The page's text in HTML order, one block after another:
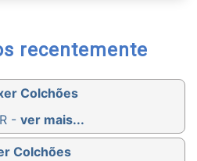
recentemente
Colchões
- ver mais...
Colchões